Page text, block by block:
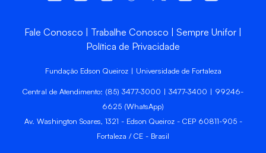
Fale Conosco Trabalhe Conosco
Sempre Unifor
Política de Privacidade
Fundação Edson Queiroz | Universidade de Fortaleza
Central de Atendimento: (85) 3477-3000 | 3477-3400 | 99246-
6625 (WhatsApp)
Av. Washington Soares, 1321 - Edson Queiroz - CEP 60811-905 -
Fortaleza / CE - Brasil